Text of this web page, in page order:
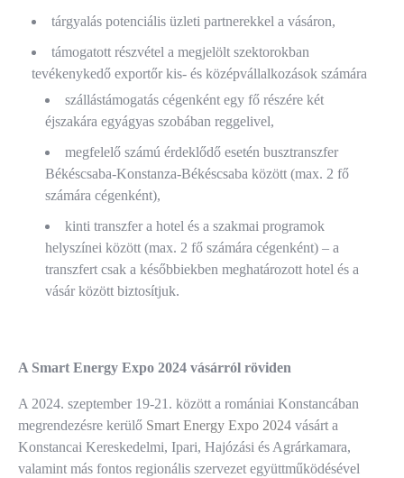
tárgyalás potenciális üzleti partnerekkel a vásáron,
támogatott részvétel a megjelölt szektorokban
tevékenykedő exportőr kis- és középvállalkozások számára
szállástámogatás cégenként egy fő részére két
éjszakára egyágyas szobában reggelivel,
megfelelő számú érdeklődő esetén busztranszfer
Békéscsaba-Konstanza-Békéscsaba között (max. 2 fő
számára cégenként),
kinti transzfer a hotel és a szakmai programok
helyszínei között (max. 2 fő számára cégenként) – a
transzfert csak a későbbiekben meghatározott hotel és a
vásár között biztosítjuk.
A Smart Energy Expo 2024 vásárról röviden
A 2024. szeptember 19-21. között a romániai Konstancában
megrendezésre kerülő Smart Energy Expo 2024 vásárt a
Konstancai Kereskedelmi, Ipari, Hajózási és Agrárkamara,
valamint más fontos regionális szervezet együttműködésével